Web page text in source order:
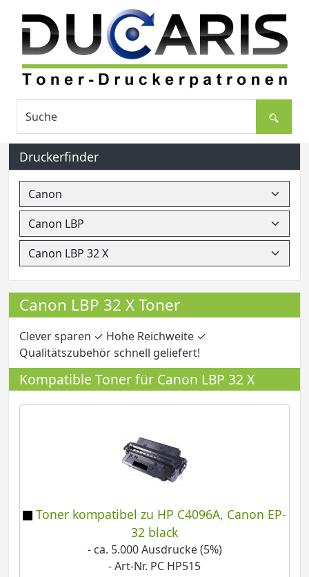
Druckerfinder
Canon LBP 32 X Toner
Clever sparen ✓ Hohe Reichweite ✓
Qualitätszubehör schnell geliefert!
Kompatible Toner für Canon LBP 32 X
Toner kompatibel zu HP C4096A, Canon EP-
32 black
- ca. 5.000 Ausdrucke (5%)
- Art-Nr. PC HP515